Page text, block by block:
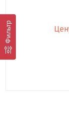
Фильтр